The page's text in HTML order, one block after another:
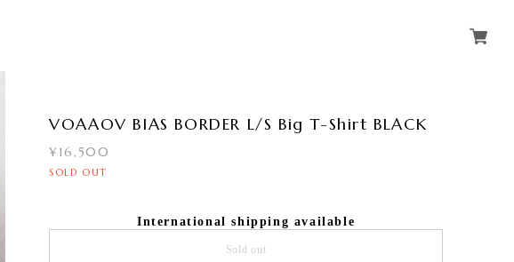
VOAAOV BIAS BORDER L/S Big T-Shirt BLACK
¥16,500
SOLD OUT
International shipping available
Sold out